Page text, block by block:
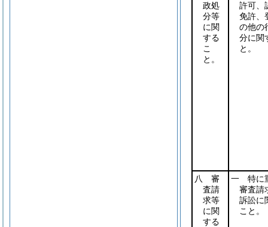
政処
分等
に関
する
こ
と。
許可、
免許、
の他の
分に関
と。
八 審
査請
求等
に関
する
一 特に
審査請
訴訟に
こと。